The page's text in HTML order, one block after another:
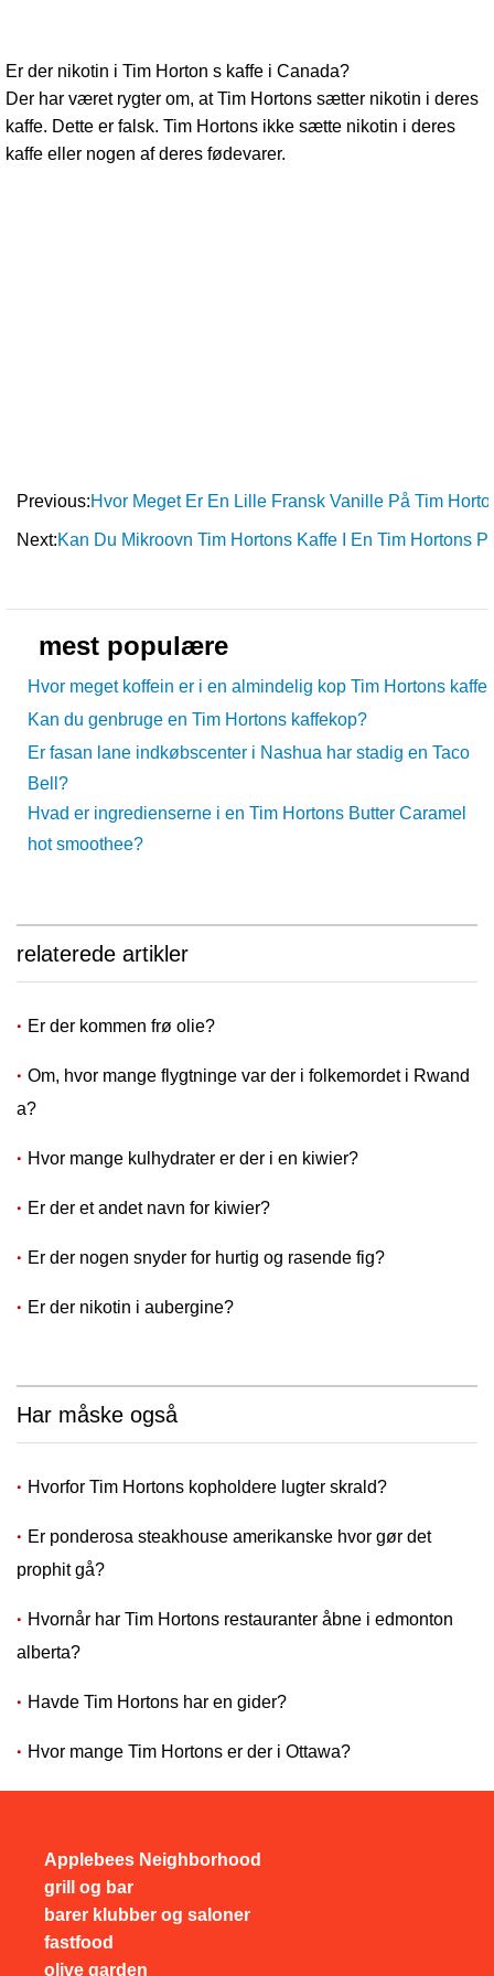
Er der nikotin i Tim Horton s kaffe i Canada?
Der har været rygter om, at Tim Hortons sætter nikotin i deres
kaffe. Dette er falsk. Tim Hortons ikke sætte nikotin i deres
kaffe eller nogen af ​​deres fødevarer.
Previous:Hvor Meget Er En Lille Fransk Vanille På Tim
Next:Kan Du Mikroovn Tim Hortons Kaffe I En Tim Hortons
mest populære
Hvor meget koffein er i en almindelig kop Tim Hortons kaffe
Kan du genbruge en Tim Hortons kaffekop?
Er fasan lane indkøbscenter i Nashua har stadig en Taco
Bell?
Hvad er ingredienserne i en Tim Hortons Butter Caramel
hot smoothee?
relaterede artikler
Er der kommen frø olie?
Om, hvor mange flygtninge var der i folkemordet i Rwand
a?
Hvor mange kulhydrater er der i en kiwier?
Er der et andet navn for kiwier?
Er der nogen snyder for hurtig og rasende fig?
Er der nikotin i aubergine?
Har måske også
Hvorfor Tim Hortons kopholdere lugter skrald?
Er ponderosa steakhouse amerikanske hvor gør det
prophit gå?
Hvornår har Tim Hortons restauranter åbne i edmonton
alberta?
Havde Tim Hortons har en gider?
Hvor mange Tim Hortons er der i Ottawa?
Applebees Neighborhood
grill og bar
barer klubber og saloner
fastfood
olive garden